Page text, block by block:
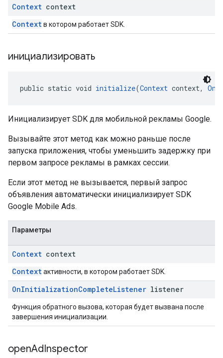
Context context
Contextв котором работает SDK.
инициализировать
public static void initialize(Context context,
Инициализирует SDK для мобильной рекламы Google.
Вызывайте этот метод как можно раньше после
запуска приложения, чтобы уменьшить задержку при
первом запросе рекламы в рамках сессии.
Если этот метод не вызывается, первый запрос
объявления автоматически инициализирует SDK
Google Mobile Ads.
Параметры
Context context
Contextактивности, в котором работает SDK.
OnInitializationCompleteListener listener
Функция обратного вызова, которая будет вызвана после
завершения инициализации.
openAdInspector